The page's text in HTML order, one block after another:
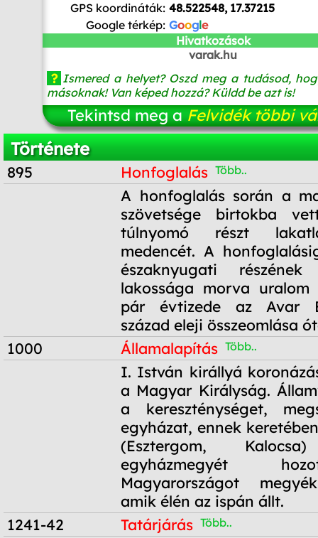
GPS koordináták: 48.522548, 17.37215
Google térkép: Google
Hivatkozások
varak.hu
? Ismered a helyet? Oszd meg a tudásod,
másoknak! Van képed hozzá? Küldd be azt is!
Tekintsd meg a Felvidék többi
Története
895 Honfoglalás Több..
A honfoglalás során a
szövetsége birtokba
túlnyomó részt
medencét. A
északnyugati
lakossága morva
pár évtizede az Avar
század eleji összeomlása
1000
Államalapítás Több..
I. István királlyá
a Magyar Királyság.
a kereszténységet,
egyházat, ennek
(Esztergom,
egyházmegyét
Magyarországot
amik élén az ispán állt.
1241-42
Tatárjárás Több..